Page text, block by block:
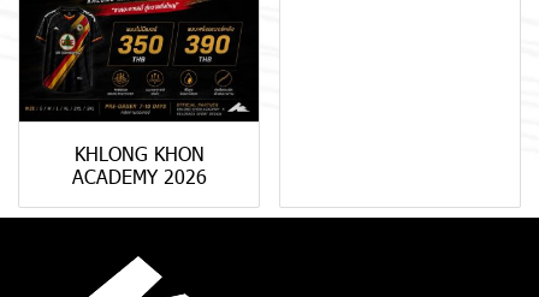
KHLONG KHON
ACADEMY 2026